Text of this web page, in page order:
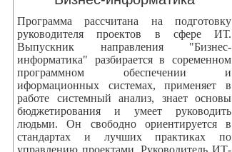
Программа рассчитана на подготовку
руководителя проектов в сфере ИТ.
Выпускник направления "Бизнес-
информатика" разбирается в соременном
программном обеспечении и
иформационных системах, применяет в
работе системный анализ, знает основы
бюджетирования и умеет руководить
людьми. Он свободно ориентируется в
стандартах и лучших практиках по
управлению проектами. Руководитель ИТ-